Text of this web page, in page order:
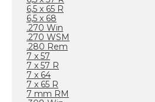
6,5 x 65 R
6,5 x 68
.270 Win
.270 WSM
.280 Rem
7 x 57
7 x 57 R
7 x 64
7 x 65 R
7 mm RM